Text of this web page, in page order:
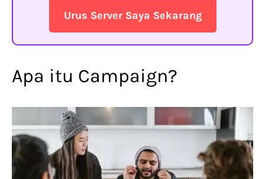
Urus Server Saya Sekarang
Apa itu Campaign?